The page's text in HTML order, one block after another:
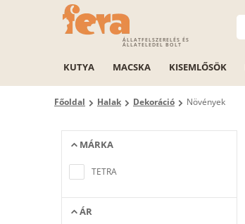
ÁLLATFELSZERELÉS ÉS
ÁLLATELEDEL BOLT
KUTYA MACSKA KISEMLŐSÖK
Főoldal Halak Dekoráció Növények
MÁRKA
TETRA
ÁR